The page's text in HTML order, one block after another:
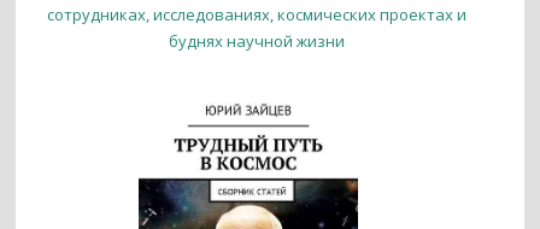
сотрудниках, исследованиях, космических проектах и
буднях научной жизни